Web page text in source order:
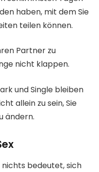
haben, mit dem Sie
teilen können.
Partner zu
nicht klappen.
und Single bleiben
allein zu sein, Sie
ändern.
nichts bedeutet, sich